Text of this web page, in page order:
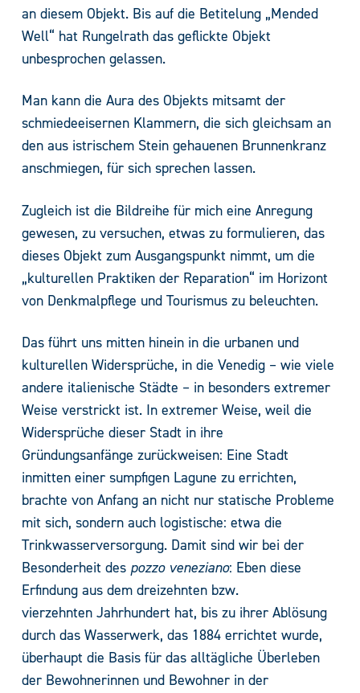
an diesem Objekt. Bis auf die Betitelung „Mended
Well“ hat Rungelrath das geflickte Objekt
unbesprochen gelassen.
Man kann die Aura des Objekts mitsamt der
schmiedeeisernen Klammern, die sich gleichsam an
den aus istrischem Stein gehauenen Brunnenkranz
anschmiegen, für sich sprechen lassen.
Zugleich ist die Bildreihe für mich eine Anregung
gewesen, zu versuchen, etwas zu formulieren, das
dieses Objekt zum Ausgangspunkt nimmt, um die
„kulturellen Praktiken der Reparation“ im Horizont
von Denkmalpflege und Tourismus zu beleuchten.
Das führt uns mitten hinein in die urbanen und
kulturellen Widersprüche, in die Venedig – wie viele
andere italienische Städte – in besonders extremer
Weise verstrickt ist. In extremer Weise, weil die
Widersprüche dieser Stadt in ihre
Gründungsanfänge zurückweisen: Eine Stadt
inmitten einer sumpfigen Lagune zu errichten,
brachte von Anfang an nicht nur statische Probleme
mit sich, sondern auch logistische: etwa die
Trinkwasserversorgung. Damit sind wir bei der
Besonderheit des pozzo veneziano: Eben diese
Erfindung aus dem dreizehnten bzw.
vierzehnten Jahrhundert hat, bis zu ihrer Ablösung
durch das Wasserwerk, das 1884 errichtet wurde,
überhaupt die Basis für das alltägliche Überleben
der Bewohnerinnen und Bewohner in der